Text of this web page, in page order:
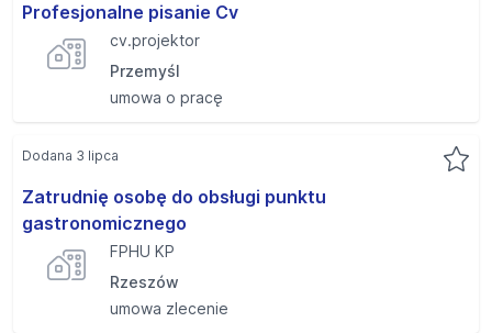
Profesjonalne pisanie Cv
cv.projektor
Przemyśl
umowa o pracę
Zatrudnię osobę do obsługi punktu
gastronomicznego
FPHU KP
Rzeszów
umowa zlecenie
Dodana 3 lipca